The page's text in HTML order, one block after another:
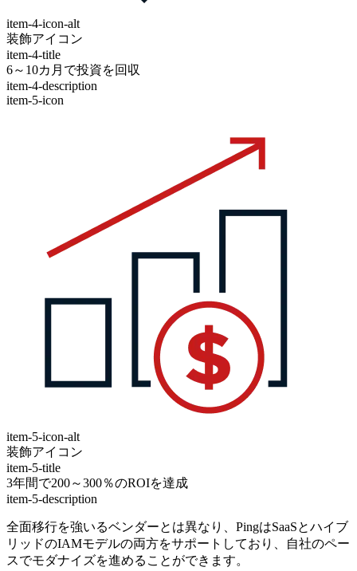
item-4-icon-alt
装飾アイコン
item-4-title
6～10カ月で投資を回収
item-4-description
item-5-icon
item-5-icon-alt
装飾アイコン
item-5-title
3年間で200～300％のROIを達成
item-5-description
全面移行を強いるベンダーとは異なり、PingはSaaSとハイブ
リッドのIAMモデルの両方をサポートしており、自社のペー
スでモダナイズを進めることができます。